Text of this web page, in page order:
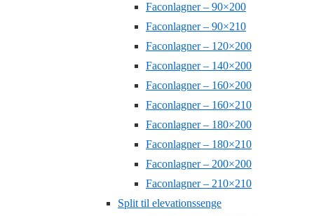
Faconlagner – 90×200
Faconlagner – 90×210
Faconlagner – 120×200
Faconlagner – 140×200
Faconlagner – 160×200
Faconlagner – 160×210
Faconlagner – 180×200
Faconlagner – 180×210
Faconlagner – 200×200
Faconlagner – 210×210
Split til elevationssenge